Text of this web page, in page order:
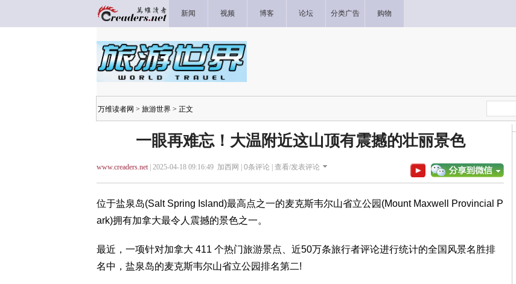
新闻 视频 博客 论坛 分类广告 购物
万维读者网 > 旅游世界 > 正文
一眼再难忘！大温附近这山顶有震撼的壮丽景色
www.creaders.net| 2025-04-18 09:16:49 加西网 | 0条评论 | 查看/发表评论
位于盐泉岛(Salt Spring Island)最高点之一的麦克斯韦尔山省立公园(Mount Maxwell Provincial P
ark)拥有加拿大最令人震撼的景色之一。
最近，一项针对加拿大 411 个热门旅游景点、近50万条旅行者评论进行统计的全国风景名胜排
名中，盐泉岛的麦克斯韦尔山省立公园排名第二!